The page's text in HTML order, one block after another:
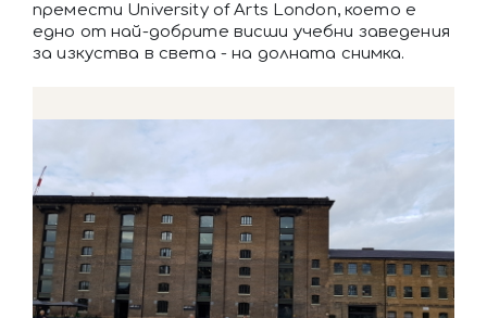
премести University of Arts London, което е
едно от най-добрите висши учебни заведения
за изкуства в света - на долната снимка.